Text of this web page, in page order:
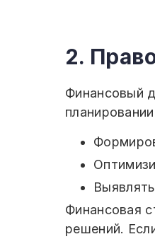
2.
Финансовый
Финансовая
решений.